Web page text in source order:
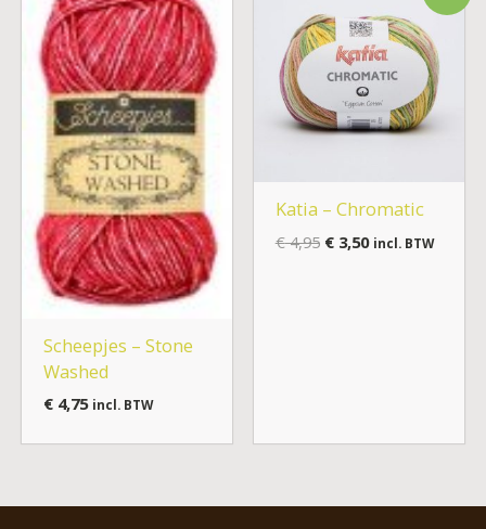
Scheepjes – Stone
Washed
€4,75 incl. BTW
Katia – Chromatic
€4,95
was:
€ 4,95.
€3,50
is:
€ 3,50.
incl. BTW